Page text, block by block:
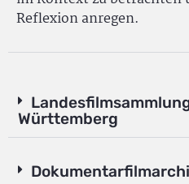
Reflexion anregen.
Württemberg